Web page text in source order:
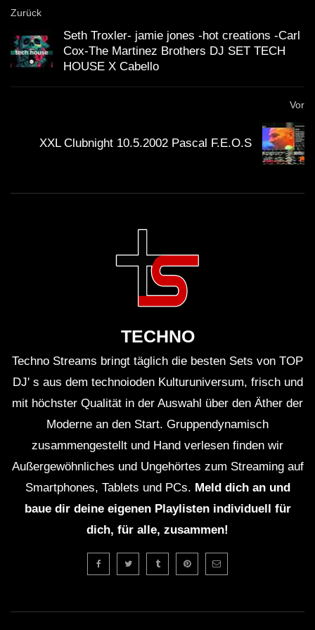
Zurück
Seth Troxler- jamie jones -hot creations -Carl
Cox-The Martinez Brothers DJ SET TECH
HOUSE X Cabello
Vor
XXL Clubnight 10.5.2002 Pascal F.E.O.S
TECHNO
Techno Streams bringt täglich die besten Sets von TOP
DJ' s aus dem technoioden Kulturuniversum, frisch und
mit höchster Qualität in der Auswahl über den Äther der
Moderne an den Start. Gruppendynamisch
zusammengestellt und Hand verlesen finden wir
Außergewöhnliches und Ungehörtes zum Streaming auf
Smartphones, Tablets und PCs. Meld dich an und
baue dir deine eigenen Playlisten individuell für
dich, für alle, zusammen!